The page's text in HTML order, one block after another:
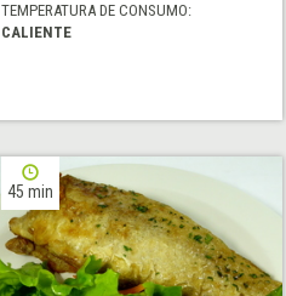
TEMPERATURA DE CONSUMO:
CALIENTE
45 min